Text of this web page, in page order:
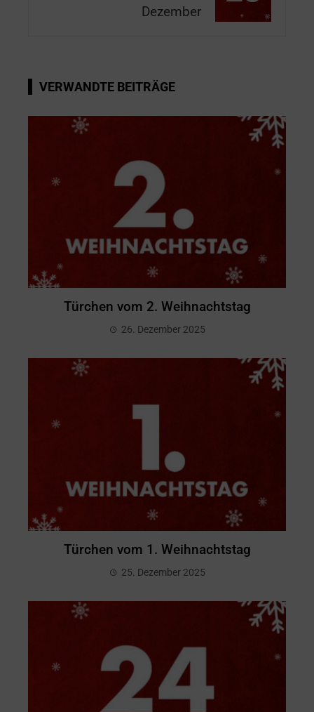
Dezember
VERWANDTE BEITRÄGE
Türchen vom 2. Weihnachtstag
26. Dezember 2025
Türchen vom 1. Weihnachtstag
25. Dezember 2025